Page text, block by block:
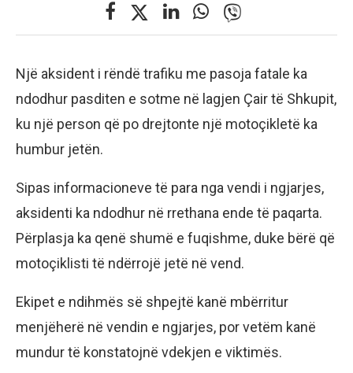
Një aksident i rëndë trafiku me pasoja fatale ka
ndodhur pasditen e sotme në lagjen Çair të Shkupit,
ku një person që po drejtonte një motoçikletë ka
humbur jetën.
Sipas informacioneve të para nga vendi i ngjarjes,
aksidenti ka ndodhur në rrethana ende të paqarta.
Përplasja ka qenë shumë e fuqishme, duke bërë që
motoçiklisti të ndërrojë jetë në vend.
Ekipet e ndihmës së shpejtë kanë mbërritur
menjëherë në vendin e ngjarjes, por vetëm kanë
mundur të konstatojnë vdekjen e viktimës.